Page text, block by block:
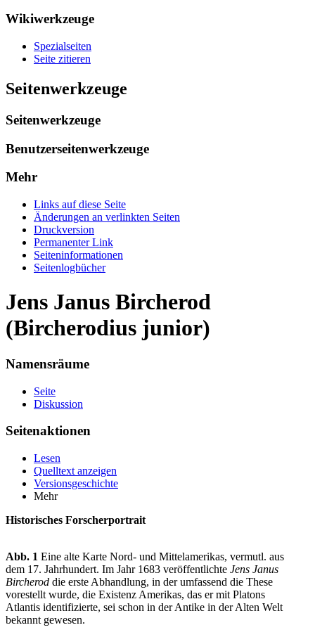
Wikiwerkzeuge
Spezialseiten
Seite zitieren
Seitenwerkzeuge
Seitenwerkzeuge
Benutzerseitenwerkzeuge
Mehr
Links auf diese Seite
Änderungen an verlinkten Seiten
Druckversion
Permanenter Link
Seiten­informationen
Seitenlogbücher
Jens Janus Bircherod
(Bircherodius junior)
Namensräume
Seite
Diskussion
Seitenaktionen
Lesen
Quelltext anzeigen
Versionsgeschichte
Mehr
Historisches Forscherportrait
Abb. 1 Eine alte Karte Nord- und Mittelamerikas, vermutl. aus
dem 17. Jahrhundert. Im Jahr 1683 veröffentlichte Jens Janus
Bircherod die erste Abhandlung, in der umfassend die These
vorestellt wurde, die Existenz Amerikas, das er mit Platons
Atlantis identifizierte, sei schon in der Antike in der Alten Welt
bekannt gewesen.